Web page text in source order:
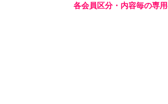
各会員区分・内容毎の専